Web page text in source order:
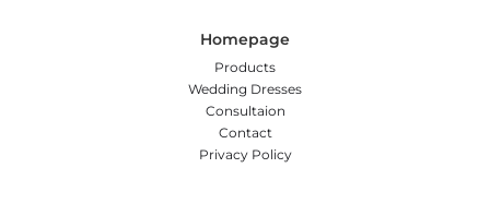
Homepage
Products
Wedding Dresses
Consultaion
Contact
Privacy Policy